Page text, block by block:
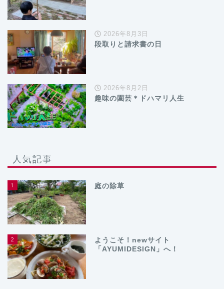
2026年8月3日
段取りと請求書の日
2026年8月2日
趣味の園芸＊ドハマリ人生
人気記事
1 庭の除草
2
ようこそ！newサイト
「AYUMIDESIGN」へ！